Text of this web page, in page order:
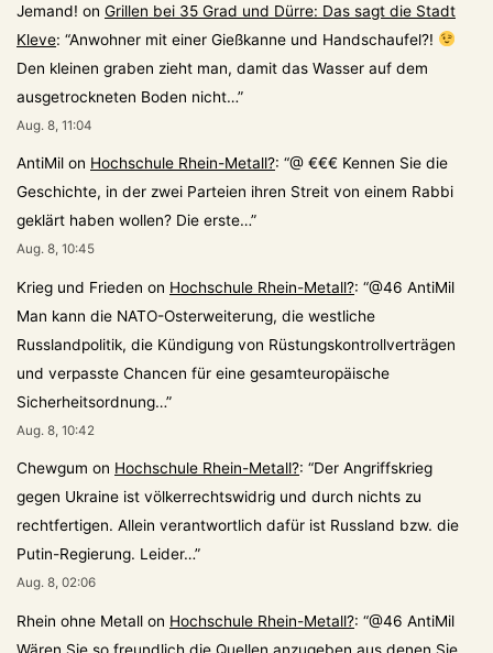
Jemand! on Grillen bei 35 Grad und Dürre: Das sagt die Stadt
Kleve: “Anwohner mit einer Gießkanne und Handschaufel?!
Den kleinen graben zieht man, damit das Wasser auf dem
ausgetrockneten Boden nicht…”
Aug. 8, 11:04
AntiMil on Hochschule Rhein-Metall?: “@ €€€ Kennen Sie die
Geschichte, in der zwei Parteien ihren Streit von einem Rabbi
geklärt haben wollen? Die erste…”
Aug. 8, 10:45
Krieg und Frieden on Hochschule Rhein-Metall?: “@46 AntiMil
Man kann die NATO-Osterweiterung, die westliche
Russlandpolitik, die Kündigung von Rüstungskontrollverträgen
und verpasste Chancen für eine gesamteuropäische
Sicherheitsordnung…”
Aug. 8, 10:42
Chewgum on Hochschule Rhein-Metall?: “Der Angriffskrieg
gegen Ukraine ist völkerrechtswidrig und durch nichts zu
rechtfertigen. Allein verantwortlich dafür ist Russland bzw. die
Putin-Regierung. Leider…”
Aug. 8, 02:06
Rhein ohne Metall on Hochschule Rhein-Metall?: “@46 AntiMil